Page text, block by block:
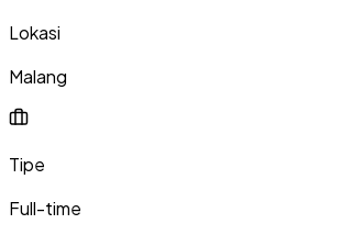
Lokasi
Malang
Tipe
Full-time